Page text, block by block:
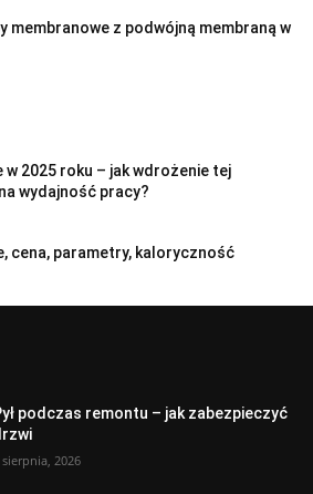
membranowe z podwójną membraną w
2025 roku – jak wdrożenie tej
wydajność pracy?
cena, parametry, kaloryczność
podczas remontu – jak zabezpieczyć
sierpnia, 2026